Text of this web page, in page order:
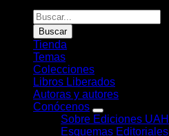
Búsqueda
de
Libros
Buscar
Tienda
Temas
Colecciones
Libros Liberados
Autoras y autores
Conócenos
Sobre Ediciones UAH
Esquemas Editoriales